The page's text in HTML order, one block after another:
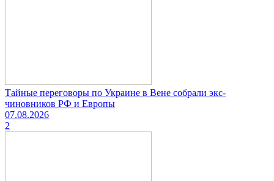
Тайные переговоры по Украине в Вене собрали экс-
чиновников РФ и Европы
07.08.2026
2